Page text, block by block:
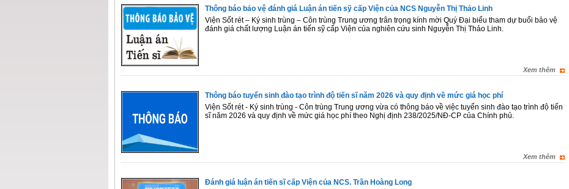
Thông báo bảo vệ đánh giá Luận án tiến sỹ cấp Viện của NCS Nguyễn Thị Thảo Linh
Viện Sốt rét – Ký sinh trùng – Côn trùng Trung ương trân trọng kính mời Quý Đại biểu tham dự buổi bảo vệ
đánh giá chất lượng Luận án tiến sỹ cấp Viện của nghiên cứu sinh Nguyễn Thị Thảo Linh.
Xem thêm
Thông báo tuyển sinh đào tạo trình độ tiến sĩ năm 2026 và quy định về mức giá học phí
Viện Sốt rét - Ký sinh trùng - Côn trùng Trung ương vừa có thông báo về việc tuyển sinh đào tạo trình độ tiến
sĩ năm 2026 và quy định về mức giá học phí theo Nghị định 238/2025/NĐ-CP của Chính phủ.
Xem thêm
Đánh giá luận án tiến sĩ cấp Viện của NCS. Trần Hoàng Long